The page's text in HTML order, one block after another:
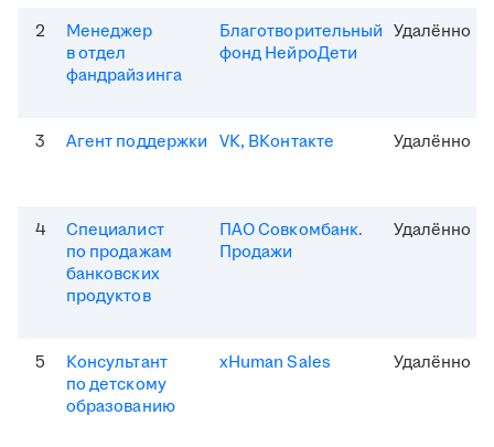
2
Менеджер
в отдел
фандрайзинга
Благотворительный
фонд НейроДети
Удалённо
3 Агент поддержки VK, ВКонтакте Удалённо
4
Специалист
по продажам
банковских
продуктов
ПАО Совкомбанк.
Продажи
Удалённо
5
Консультант
по детскому
образованию
xHuman Sales Удалённо